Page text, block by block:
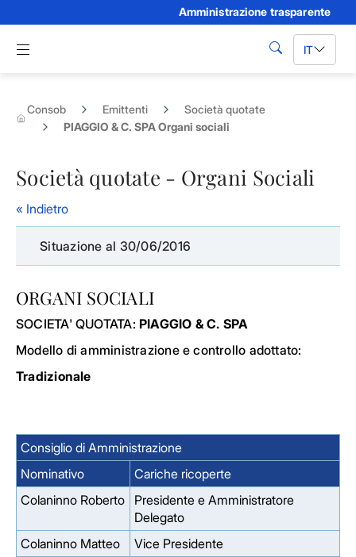
Amministrazione trasparente
Apri menu di navigazione
cerca IT
Consob Emittenti
Società quotate
PIAGGIO & C. SPA Organi sociali
Società quotate - Organi Sociali
« Indietro
Situazione al 30/06/2016
ORGANI SOCIALI
SOCIETA' QUOTATA: PIAGGIO & C. SPA
Modello di amministrazione e controllo adottato:
Tradizionale
Consiglio di Amministrazione
Nominativo
Cariche ricoperte
Colaninno Roberto
Presidente e Amministratore
Delegato
Colaninno Matteo
Vice Presidente